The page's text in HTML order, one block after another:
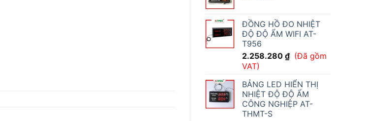
ĐỒNG HỒ ĐO NHIỆT
ĐỘ ĐỘ ẨM WIFI AT-
T956
2.258.280 ₫ (Đã gồm
VAT)
BẢNG LED HIỂN THỊ
NHIỆT ĐỘ ĐỘ ẨM
CÔNG NGHIỆP AT-
THMT-S